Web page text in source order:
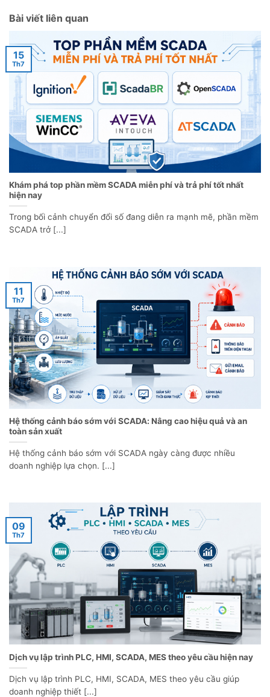
Bài viết liên quan
Khám phá top phần mềm SCADA miễn phí và trả phí tốt nhất
hiện nay
Trong bối cảnh chuyển đổi số đang diễn ra mạnh mẽ, phần mềm
SCADA trở [...]
15
Th7
Hệ thống cảnh báo sớm với SCADA: Nâng cao hiệu quả và an
toàn sản xuất
Hệ thống cảnh báo sớm với SCADA ngày càng được nhiều
doanh nghiệp lựa chọn. [...]
11
Th7
Dịch vụ lập trình PLC, HMI, SCADA, MES theo yêu cầu hiện nay
Dịch vụ lập trình PLC, HMI, SCADA, MES theo yêu cầu giúp
doanh nghiệp thiết [...]
09
Th7